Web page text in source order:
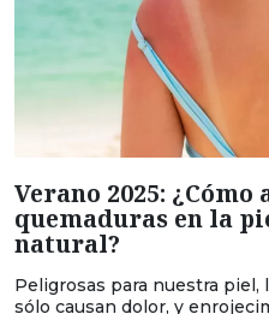
Verano 2025:
quemaduras en la
natural?
Peligrosas para nuestra piel,
sólo causan dolor, y